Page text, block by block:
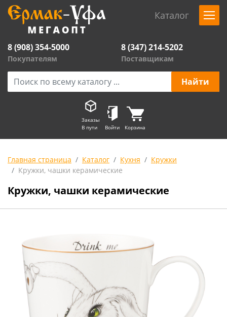
Каталог
8 (908) 354-5000
Покупателям
8 (347) 214-5202
Поставщикам
Заказы
В пути
Войти Корзина
Главная страница Каталог Кухня
Кружки
Кружки, чашки керамические
Кружки, чашки керамические